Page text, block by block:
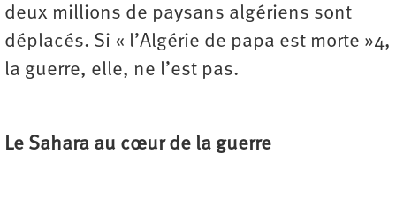
deux millions de paysans algériens sont
déplacés. Si « l’Algérie de papa est morte »4,
la guerre, elle, ne l’est pas.
Le Sahara au cœur de la guerre